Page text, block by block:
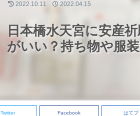
日本橋水天宮に安産
がいい？持ち物や服
Twitter Facebook はてブ
2022.10.11 2022.04.15